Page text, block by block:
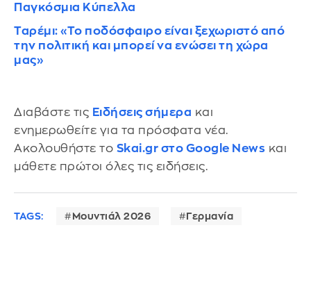
Παγκόσμια Κύπελλα
Ταρέμι: «Το ποδόσφαιρο είναι ξεχωριστό από
την πολιτική και μπορεί να ενώσει τη χώρα
μας»
Διαβάστε τις Ειδήσεις σήμερα και
ενημερωθείτε για τα πρόσφατα νέα.
Ακολουθήστε το Skai.gr στο Google News και
μάθετε πρώτοι όλες τις ειδήσεις.
TAGS: Μουντιάλ 2026 Γερμανία